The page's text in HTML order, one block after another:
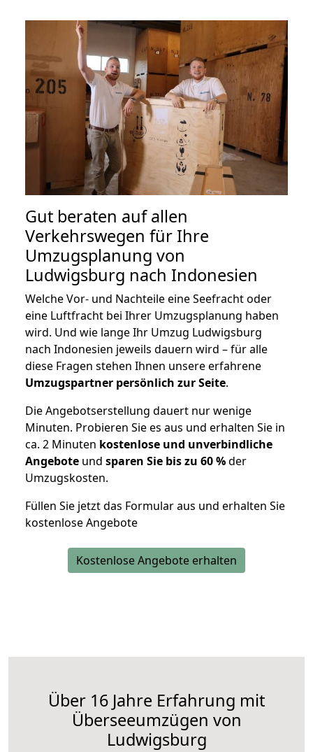
Gut beraten auf allen
Verkehrswegen für Ihre
Umzugsplanung von
Ludwigsburg nach Indonesien
Welche Vor- und Nachteile eine Seefracht oder
eine Luftfracht bei Ihrer Umzugsplanung haben
wird. Und wie lange Ihr Umzug Ludwigsburg
nach Indonesien jeweils dauern wird – für alle
diese Fragen stehen Ihnen unsere erfahrene
Umzugspartner persönlich zur Seite.
Die Angebotserstellung dauert nur wenige
Minuten. Probieren Sie es aus und erhalten Sie in
ca. 2 Minuten kostenlose und unverbindliche
Angebote und sparen Sie bis zu 60 %der
Umzugskosten.
Füllen Sie jetzt das Formular aus und erhalten Sie
kostenlose Angebote
Kostenlose Angebote erhalten
Über 16 Jahre Erfahrung mit
Überseeumzügen von
Ludwigsburg